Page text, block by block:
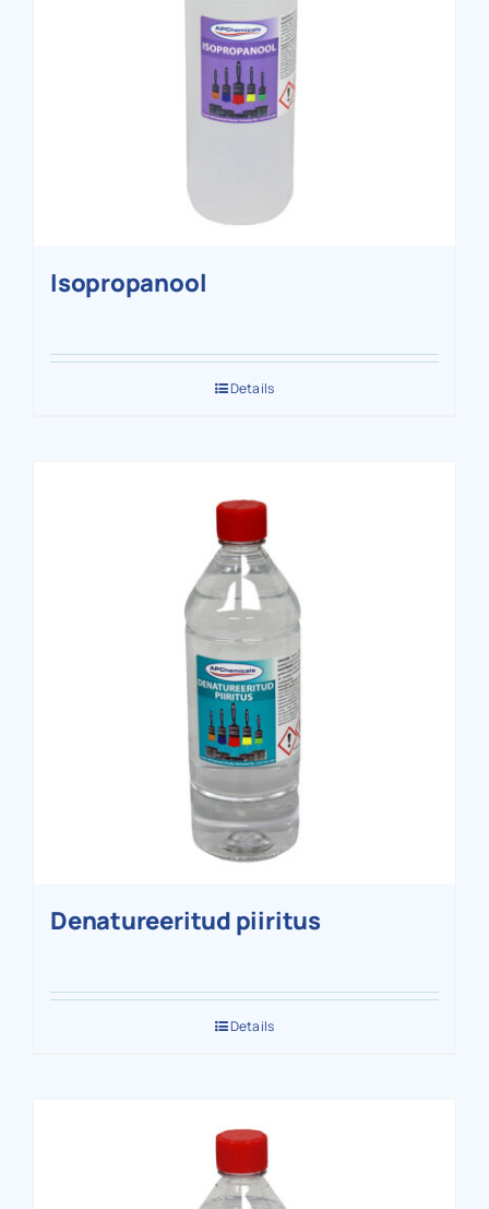
Isopropanool
Details
Denatureeritud piiritus
Details